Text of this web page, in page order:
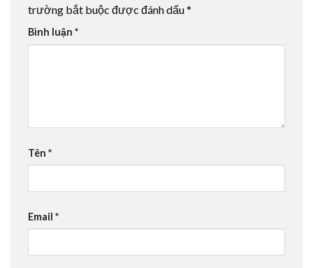
trường bắt buộc được đánh dấu*
Bình luận *
Tên *
Email *